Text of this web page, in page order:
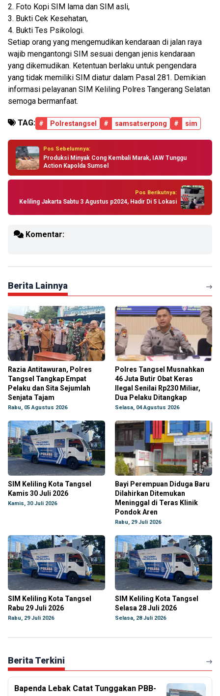
2. Foto Kopi SIM lama dan SIM asli,
3. Bukti Cek Kesehatan,
4. Bukti Tes Psikologi.
Setiap orang yang mengemudikan kendaraan di jalan raya
wajib mengantongi SIM sesuai dengan jenis kendaraan
yang dikemudikan. Ketentuan berlaku untuk pengendara
yang tidak memiliki SIM diatur dalam Pasal 281. Demikian
informasi pelayanan SIM Keliling Polres Tangerang Selatan
semoga bermanfaat.
TAG: # Polrestangsel # samsatserpong # sim
Pos Sebelumnya:
Produksi Minyak Cong Kembali Marak, IAW Tunggu
Action Kapolda Sumsel
Pos Berikutnya:
Keliling Jakarta Sabtu 3 Agustus p2024, Hadir Di 5 Lokasi
Komentar:
Berita Lainnya
Razia Antitawuran, Polres
Tangsel Tangkap Empat
Pelaku dan Sita Sejumlah
Senjata Tajam
Rabu, 05 Agustus 2026
Polres Tangsel Musnahkan
46 Juta Butir Obat Keras
Ilegal Senilai Rp230 Miliar,
Dua Pelaku Ditangkap
Selasa, 04 Agustus 2026
SIM Keliling Kota Tangsel
Kamis 30 Juli 2026
Kamis, 30 Juli 2026
Bayi Perempuan Diduga Baru
Dilahirkan Ditemukan
Meninggal di Teras Klinik
Pondok Aren
Rabu, 29 Juli 2026
SIM Keliling Kota Tangsel
Rabu 29 Juli 2026
Rabu, 29 Juli 2026
SIM Keliling Kota Tangsel
Selasa 28 Juli 2026
Selasa, 28 Juli 2026
Berita Terkini
Bapenda Lebak Catat Tunggakan PBB-